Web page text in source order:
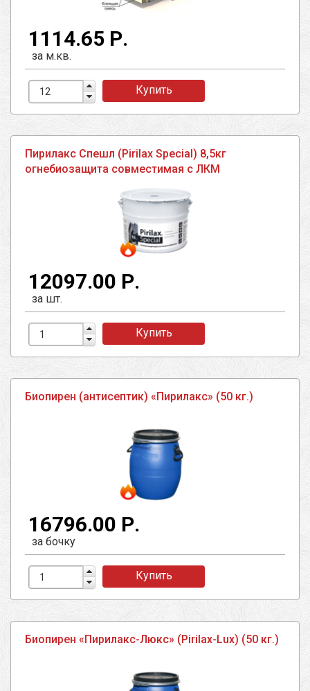
1114.65 Р.
за м.кв.
Купить
Пирилакс Спешл (Pirilax Special) 8,5кг
огнебиозащита совместимая с ЛКМ
12097.00 Р.
за шт.
Купить
Биопирен (антисептик) «Пирилакс» (50 кг.)
16796.00 Р.
за бочку
Купить
Биопирен «Пирилакс-Люкс» (Pirilax-Lux) (50 кг.)